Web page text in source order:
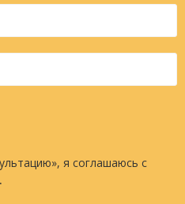
я соглашаюсь с
.